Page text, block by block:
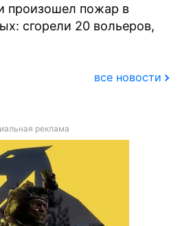
произошел пожар в
сгорели 20 вольеров,
все новости
реклама